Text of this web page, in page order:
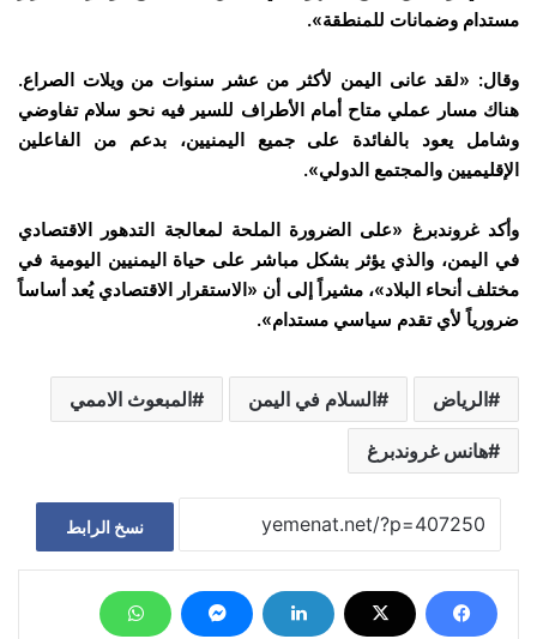
مستدام وضمانات للمنطقة».
وقال: «لقد عانى اليمن لأكثر من عشر سنوات من ويلات الصراع.
هناك مسار عملي متاح أمام الأطراف للسير فيه نحو سلام تفاوضي
وشامل يعود بالفائدة على جميع اليمنيين، بدعم من الفاعلين
الإقليميين والمجتمع الدولي».
وأكد غروندبرغ «على الضرورة الملحة لمعالجة التدهور الاقتصادي
في اليمن، والذي يؤثر بشكل مباشر على حياة اليمنيين اليومية في
مختلف أنحاء البلاد»، مشيراً إلى أن «الاستقرار الاقتصادي يُعد أساساً
ضرورياً لأي تقدم سياسي مستدام».
الرياض السلام في اليمن المبعوث الاممي
هانس غروندبرغ
نسخ الرابط